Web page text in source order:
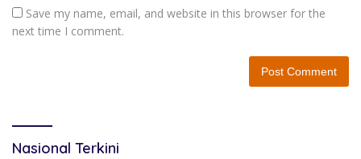
Save my name, email, and website in this browser for the
next time I comment.
Nasional Terkini